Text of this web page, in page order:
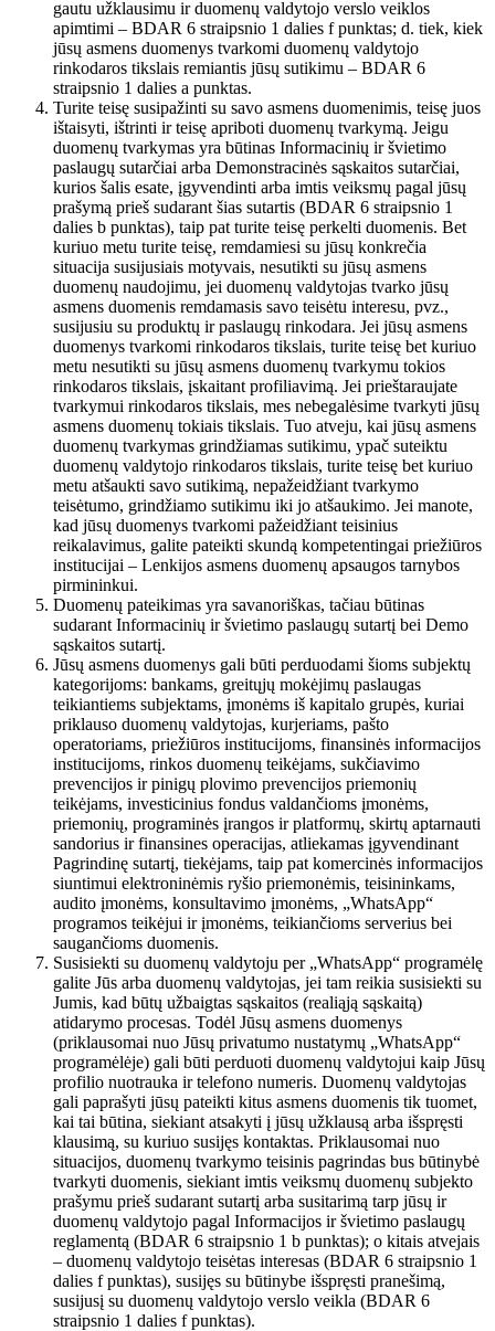
gautu užklausimu ir duomenų valdytojo verslo veiklos
apimtimi – BDAR 6 straipsnio 1 dalies f punktas; d. tiek, kiek
jūsų asmens duomenys tvarkomi duomenų valdytojo
rinkodaros tikslais remiantis jūsų sutikimu – BDAR 6
straipsnio 1 dalies a punktas.
Turite teisę susipažinti su savo asmens duomenimis, teisę juos
ištaisyti, ištrinti ir teisę apriboti duomenų tvarkymą. Jeigu
duomenų tvarkymas yra būtinas Informacinių ir švietimo
paslaugų sutarčiai arba Demonstracinės sąskaitos sutarčiai,
kurios šalis esate, įgyvendinti arba imtis veiksmų pagal jūsų
prašymą prieš sudarant šias sutartis (BDAR 6 straipsnio 1
dalies b punktas), taip pat turite teisę perkelti duomenis. Bet
kuriuo metu turite teisę, remdamiesi su jūsų konkrečia
situacija susijusiais motyvais, nesutikti su jūsų asmens
duomenų naudojimu, jei duomenų valdytojas tvarko jūsų
asmens duomenis remdamasis savo teisėtu interesu, pvz.,
susijusiu su produktų ir paslaugų rinkodara. Jei jūsų asmens
duomenys tvarkomi rinkodaros tikslais, turite teisę bet kuriuo
metu nesutikti su jūsų asmens duomenų tvarkymu tokios
rinkodaros tikslais, įskaitant profiliavimą. Jei prieštaraujate
tvarkymui rinkodaros tikslais, mes nebegalėsime tvarkyti jūsų
asmens duomenų tokiais tikslais. Tuo atveju, kai jūsų asmens
duomenų tvarkymas grindžiamas sutikimu, ypač suteiktu
duomenų valdytojo rinkodaros tikslais, turite teisę bet kuriuo
metu atšaukti savo sutikimą, nepažeidžiant tvarkymo
teisėtumo, grindžiamo sutikimu iki jo atšaukimo. Jei manote,
kad jūsų duomenys tvarkomi pažeidžiant teisinius
reikalavimus, galite pateikti skundą kompetentingai priežiūros
institucijai – Lenkijos asmens duomenų apsaugos tarnybos
pirmininkui.
Duomenų pateikimas yra savanoriškas, tačiau būtinas
sudarant Informacinių ir švietimo paslaugų sutartį bei Demo
sąskaitos sutartį.
Jūsų asmens duomenys gali būti perduodami šioms subjektų
kategorijoms: bankams, greitųjų mokėjimų paslaugas
teikiantiems subjektams, įmonėms iš kapitalo grupės, kuriai
priklauso duomenų valdytojas, kurjeriams, pašto
operatoriams, priežiūros institucijoms, finansinės informacijos
institucijoms, rinkos duomenų teikėjams, sukčiavimo
prevencijos ir pinigų plovimo prevencijos priemonių
teikėjams, investicinius fondus valdančioms įmonėms,
priemonių, programinės įrangos ir platformų, skirtų aptarnauti
sandorius ir finansines operacijas, atliekamas įgyvendinant
Pagrindinę sutartį, tiekėjams, taip pat komercinės informacijos
siuntimui elektroninėmis ryšio priemonėmis, teisininkams,
audito įmonėms, konsultavimo įmonėms, „WhatsApp“
programos teikėjui ir įmonėms, teikiančioms serverius bei
saugančioms duomenis.
Susisiekti su duomenų valdytoju per „WhatsApp“ programėlę
galite Jūs arba duomenų valdytojas, jei tam reikia susisiekti su
Jumis, kad būtų užbaigtas sąskaitos (realiąją sąskaitą)
atidarymo procesas. Todėl Jūsų asmens duomenys
(priklausomai nuo Jūsų privatumo nustatymų „WhatsApp“
programėlėje) gali būti perduoti duomenų valdytojui kaip Jūsų
profilio nuotrauka ir telefono numeris. Duomenų valdytojas
gali paprašyti jūsų pateikti kitus asmens duomenis tik tuomet,
kai tai būtina, siekiant atsakyti į jūsų užklausą arba išspręsti
klausimą, su kuriuo susijęs kontaktas. Priklausomai nuo
situacijos, duomenų tvarkymo teisinis pagrindas bus būtinybė
tvarkyti duomenis, siekiant imtis veiksmų duomenų subjekto
prašymu prieš sudarant sutartį arba susitarimą tarp jūsų ir
duomenų valdytojo pagal Informacijos ir švietimo paslaugų
reglamentą (BDAR 6 straipsnio 1 b punktas); o kitais atvejais
– duomenų valdytojo teisėtas interesas (BDAR 6 straipsnio 1
dalies f punktas), susijęs su būtinybe išspręsti pranešimą,
susijusį su duomenų valdytojo verslo veikla (BDAR 6
straipsnio 1 dalies f punktas).